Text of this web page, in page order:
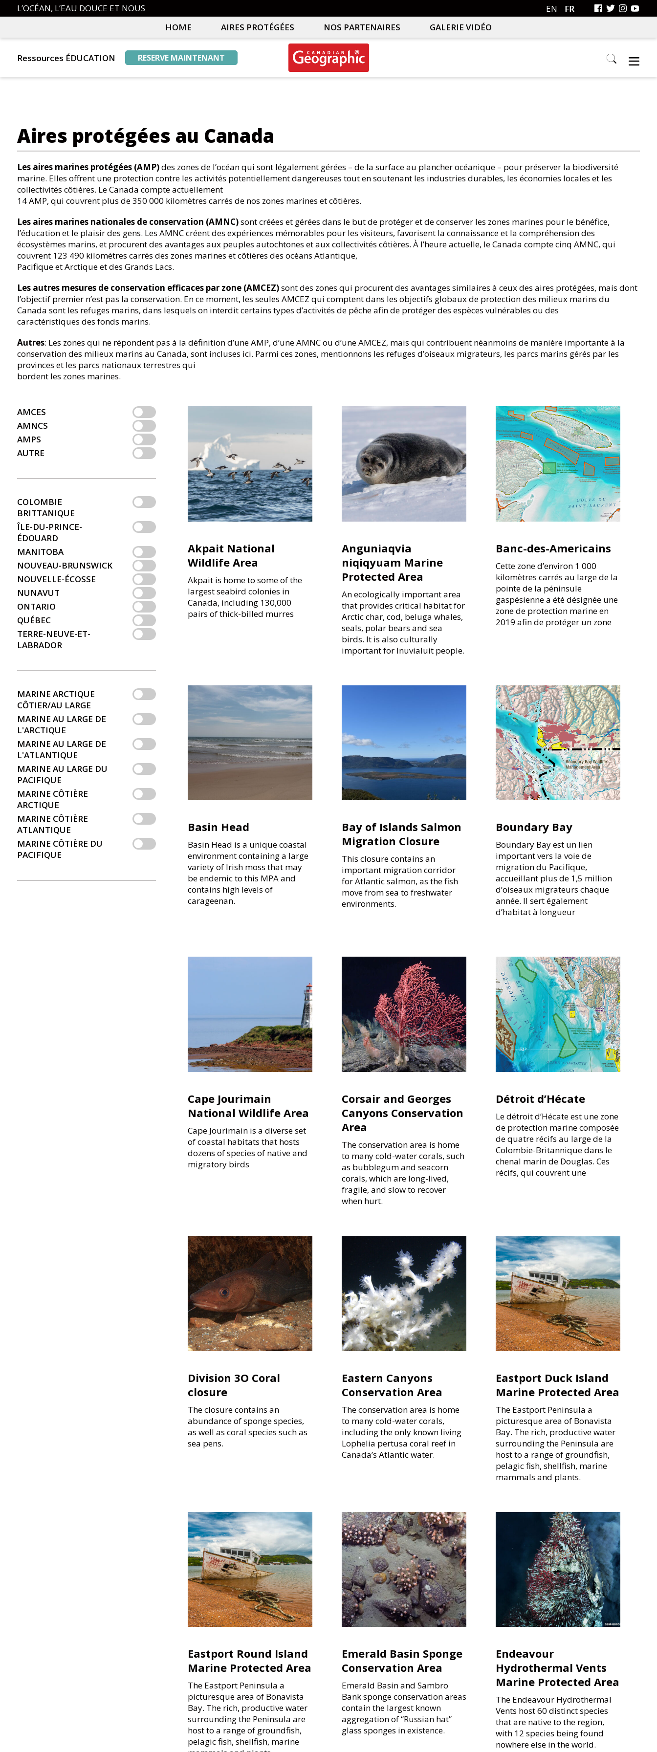
to
navigation
to
content
L’OCÉAN, L’EAU DOUCE ET NOUS EN
FR
HOME
AIRES PROTÉGÉES NOS PARTENAIRES GALERIE VIDÉO
Ressources ÉDUCATION RESERVE MAINTENANT
Canadian
Interactive
Search
Aires protégées au Canada
Les aires marines protégées (AMP)des zones de l’océan qui sont légalement gérées – de la surface au plancher océanique – pour préserver la biodiversité
marine. Elles offrent une protection contre les activités potentiellement dangereuses tout en soutenant les industries durables, les économies locales et les
collectivités côtières. Le Canada compte actuellement
14 AMP, qui couvrent plus de 350 000 kilomètres carrés de nos zones marines et côtières.
Les aires marines nationales de conservation (AMNC)sont créées et gérées dans le but de protéger et de conserver les zones marines pour le bénéfice,
l’éducation et le plaisir des gens. Les AMNC créent des expériences mémorables pour les visiteurs, favorisent la connaissance et la compréhension des
écosystèmes marins, et procurent des avantages aux peuples autochtones et aux collectivités côtières. À l’heure actuelle, le Canada compte cinq AMNC, qui
couvrent 123 490 kilomètres carrés des zones marines et côtières des océans Atlantique,
Pacifique et Arctique et des Grands Lacs.
Les autres mesures de conservation efficaces par zone (AMCEZ)sont des zones qui procurent des avantages similaires à ceux des aires protégées, mais dont
l’objectif premier n’est pas la conservation. En ce moment, les seules AMCEZ qui comptent dans les objectifs globaux de protection des milieux marins du
Canada sont les refuges marins, dans lesquels on interdit certains types d’activités de pêche afin de protéger des espèces vulnérables ou des
caractéristiques des fonds marins.
Autres: Les zones qui ne répondent pas à la définition d’une AMP, d’une AMNC ou d’une AMCEZ, mais qui contribuent néanmoins de manière importante à la
conservation des milieux marins au Canada, sont incluses ici. Parmi ces zones, mentionnons les refuges d’oiseaux migrateurs, les parcs marins gérés par les
provinces et les parcs nationaux terrestres qui
bordent les zones marines.
AMCES
AMNCS
AMPS
AUTRE
COLOMBIE
BRITTANIQUE
ÎLE-DU-PRINCE-
ÉDOUARD
MANITOBA
NOUVEAU-BRUNSWICK
NOUVELLE-ÉCOSSE
NUNAVUT
ONTARIO
QUÉBEC
TERRE-NEUVE-ET-
LABRADOR
MARINE ARCTIQUE
CÔTIER/AU LARGE
MARINE AU LARGE DE
L'ARCTIQUE
MARINE AU LARGE DE
L'ATLANTIQUE
MARINE AU LARGE DU
PACIFIQUE
MARINE CÔTIÈRE
ARCTIQUE
MARINE CÔTIÈRE
ATLANTIQUE
MARINE CÔTIÈRE DU
PACIFIQUE
Akpait National
Wildlife Area
Akpait is home to some of the
largest seabird colonies in
Canada, including 130,000
pairs of thick-billed murres
Anguniaqvia
niqiqyuam Marine
Protected Area
An ecologically important area
that provides critical habitat for
Arctic char, cod, beluga whales,
seals, polar bears and sea
birds. It is also culturally
important for Inuvialuit people.
Banc-des-Americains
Cette zone d’environ 1 000
kilomètres carrés au large de la
pointe de la péninsule
gaspésienne a été désignée une
zone de protection marine en
2019 afin de protéger un zone
Basin Head
Basin Head is a unique coastal
environment containing a large
variety of Irish moss that may
be endemic to this MPA and
contains high levels of
carageenan.
Bay of Islands Salmon
Migration Closure
This closure contains an
important migration corridor
for Atlantic salmon, as the fish
move from sea to freshwater
environments.
Boundary Bay
Boundary Bay est un lien
important vers la voie de
migration du Pacifique,
accueillant plus de 1,5 million
d’oiseaux migrateurs chaque
année. Il sert également
d’habitat à longueur
Cape Jourimain
National Wildlife Area
Cape Jourimain is a diverse set
of coastal habitats that hosts
dozens of species of native and
migratory birds
Corsair and Georges
Canyons Conservation
Area
The conservation area is home
to many cold-water corals, such
as bubblegum and seacorn
corals, which are long-lived,
fragile, and slow to recover
when hurt.
Détroit d’Hécate
Le détroit d’Hécate est une zone
de protection marine composée
de quatre récifs au large de la
Colombie-Britannique dans le
chenal marin de Douglas. Ces
récifs, qui couvrent une
Division 3O Coral
closure
The closure contains an
abundance of sponge species,
as well as coral species such as
sea pens.
Eastern Canyons
Conservation Area
The conservation area is home
to many cold-water corals,
including the only known living
Lophelia pertusa coral reef in
Canada’s Atlantic water.
Eastport Duck Island
Marine Protected Area
The Eastport Peninsula a
picturesque area of Bonavista
Bay. The rich, productive water
surrounding the Peninsula are
host to a range of groundfish,
pelagic fish, shellfish, marine
mammals and plants.
Eastport Round Island
Marine Protected Area
The Eastport Peninsula a
picturesque area of Bonavista
Bay. The rich, productive water
surrounding the Peninsula are
host to a range of groundfish,
pelagic fish, shellfish, marine
Emerald Basin Sponge
Conservation Area
Emerald Basin and Sambro
Bank sponge conservation areas
contain the largest known
aggregation of “Russian hat”
glass sponges in existence.
Endeavour
Hydrothermal Vents
Marine Protected Area
The Endeavour Hydrothermal
Vents host 60 distinct species
that are native to the region,
with 12 species being found
nowhere else in the world.